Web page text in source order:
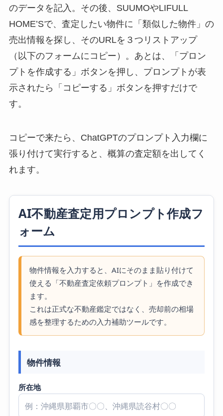
のデータを記入。その後、SUUMOやLIFULL
HOME’Sで、査定したい物件に「類似した物件」の
売出情報を探し、そのURLを３つリストアップ
（以下のフォームにコピー）。あとは、「プロン
プトを作成する」ボタンを押し、プロンプトが表
示されたら「コピーする」ボタンを押すだけで
す。
コピーで来たら、ChatGPTのプロンプト入力欄に
張り付けて実行すると、概算の査定額を出してく
れます。
AI不動産査定用プロンプト作成フ
ォーム
物件情報を入力すると、AIにそのまま貼り付けて
使える「不動産査定依頼プロンプト」を作成でき
ます。
これは正式な不動産鑑定ではなく、売却前の相場
感を整理するための入力補助ツールです。
物件情報
所在地